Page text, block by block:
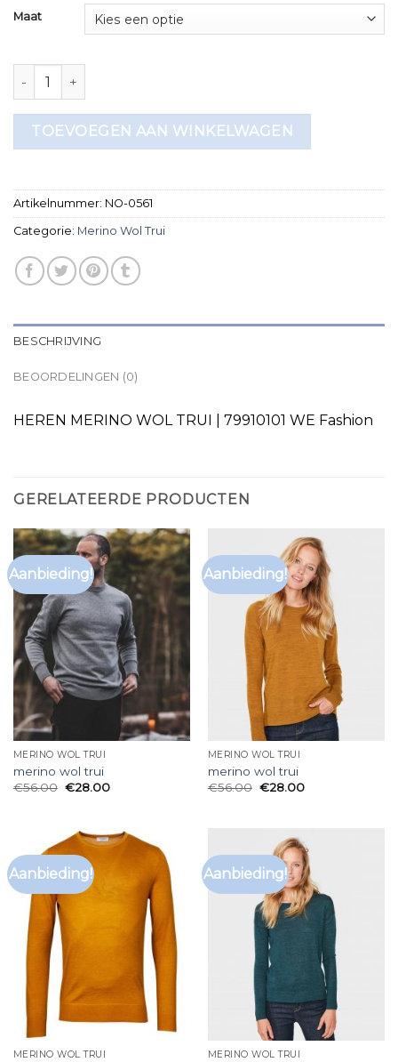
Maat
merino wol trui aantal
TOEVOEGEN AAN WINKELWAGEN
Artikelnummer: NO-0561
Categorie: Merino Wol Trui
BESCHRIJVING
BEOORDELINGEN (0)
HEREN MERINO WOL TRUI | 79910101 WE Fashion
GERELATEERDE PRODUCTEN
Aanbieding!
MERINO WOL TRUI
merino wol trui
€56.00 €28.00
Aanbieding!
MERINO WOL TRUI
merino wol trui
€56.00 €28.00
Aanbieding!
MERINO WOL TRUI
Aanbieding!
MERINO WOL TRUI